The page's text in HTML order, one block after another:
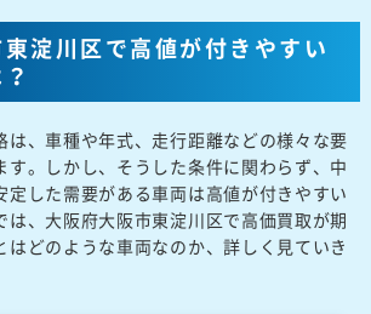
淀川区で高値が付きやすい
は、車種や年式、走行距離などの様々な要
す。しかし、そうした条件に関わらず、中
定した需要がある車両は高値が付きやすい
は、大阪府大阪市東淀川区で高価買取が期
はどのような車両なのか、詳しく見ていき